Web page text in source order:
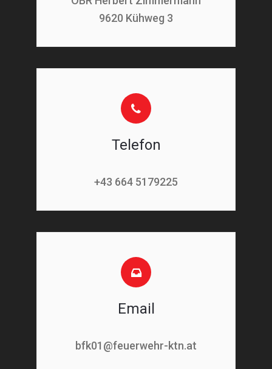
9620 Kühweg 3
Telefon
+43 664 5179225
Email
bfk01@feuerwehr-ktn.at